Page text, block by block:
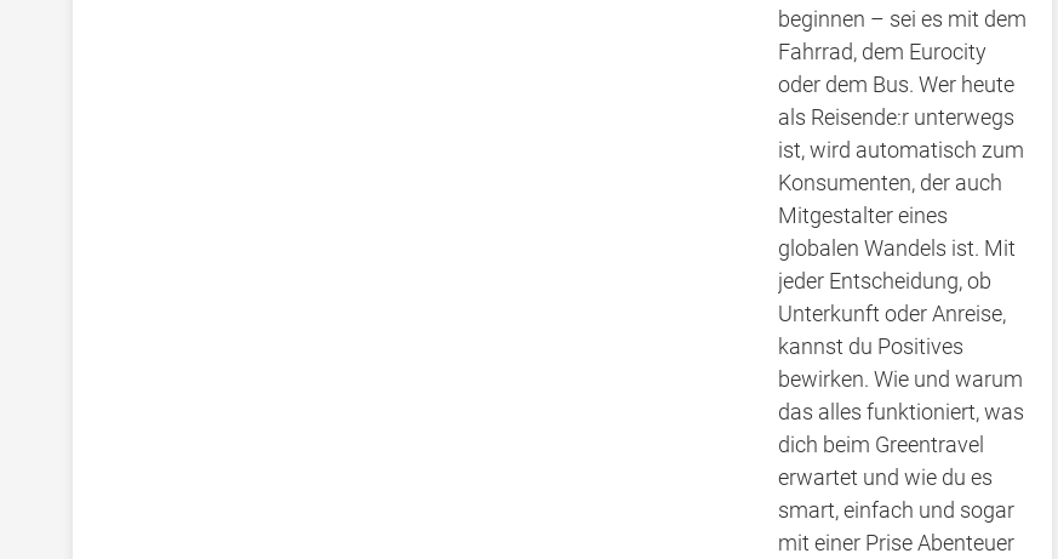
beginnen – sei es mit dem
Fahrrad, dem Eurocity
oder dem Bus. Wer heute
als Reisende:r unterwegs
ist, wird automatisch zum
Konsumenten, der auch
Mitgestalter eines
globalen Wandels ist. Mit
jeder Entscheidung, ob
Unterkunft oder Anreise,
kannst du Positives
bewirken. Wie und warum
das alles funktioniert, was
dich beim Greentravel
erwartet und wie du es
smart, einfach und sogar
mit einer Prise Abenteuer